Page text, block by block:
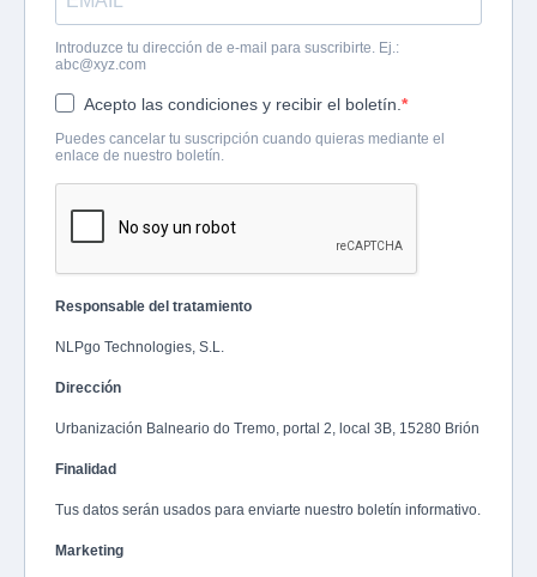
Introduzce tu dirección de e-mail para suscribirte. Ej.:
abc@xyz.com
Acepto las condiciones y recibir el boletín.
Puedes cancelar tu suscripción cuando quieras mediante el
enlace de nuestro boletín.
Responsable del tratamiento
NLPgo Technologies, S.L.
Dirección
Urbanización Balneario do Tremo, portal 2, local 3B, 15280 Brión
Finalidad
Tus datos serán usados para enviarte nuestro boletín informativo.
Marketing